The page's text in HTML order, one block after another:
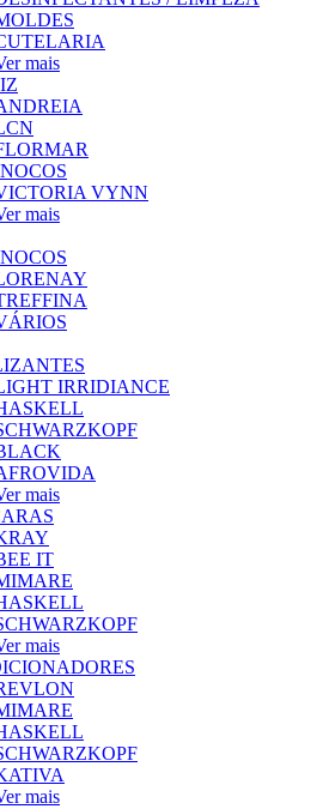
mais
VYNN
mais
IRRIDIANCE
mais
IT
mais
mais